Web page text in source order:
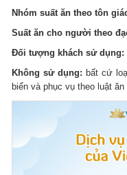
Nhóm suất ăn theo tôn
Suất ăn cho người theo
Đối tượng khách sử dụng:
Không sử dụng: bất cứ
biến và phục vụ theo luật